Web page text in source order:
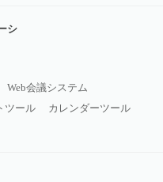
シ
Web会議システム
ツール
カレンダーツール